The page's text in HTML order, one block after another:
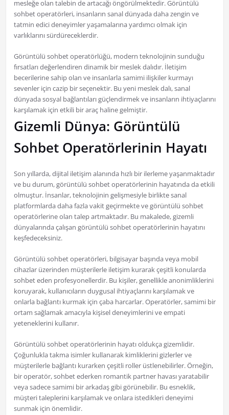
mesleğe olan talebin de artacağı öngörülmektedir. Görüntülü
sohbet operatörleri, insanların sanal dünyada daha zengin ve
tatmin edici deneyimler yaşamalarına yardımcı olmak için
varlıklarını sürdüreceklerdir.
Görüntülü sohbet operatörlüğü, modern teknolojinin sunduğu
fırsatları değerlendiren dinamik bir meslek dalıdır. İletişim
becerilerine sahip olan ve insanlarla samimi ilişkiler kurmayı
sevenler için cazip bir seçenektir. Bu yeni meslek dalı, sanal
dünyada sosyal bağlantıları güçlendirmek ve insanların ihtiyaçlarını
karşılamak için etkili bir araç haline gelmiştir.
Gizemli Dünya: Görüntülü
Sohbet Operatörlerinin Hayatı
Son yıllarda, dijital iletişim alanında hızlı bir ilerleme yaşanmaktadır
ve bu durum, görüntülü sohbet operatörlerinin hayatında da etkili
olmuştur. İnsanlar, teknolojinin gelişmesiyle birlikte sanal
platformlarda daha fazla vakit geçirmekte ve görüntülü sohbet
operatörlerine olan talep artmaktadır. Bu makalede, gizemli
dünyalarında çalışan görüntülü sohbet operatörlerinin hayatını
keşfedeceksiniz.
Görüntülü sohbet operatörleri, bilgisayar başında veya mobil
cihazlar üzerinden müşterilerle iletişim kurarak çeşitli konularda
sohbet eden profesyonellerdir. Bu kişiler, genellikle anonimliklerini
koruyarak, kullanıcıların duygusal ihtiyaçlarını karşılamak ve
onlarla bağlantı kurmak için çaba harcarlar. Operatörler, samimi bir
ortam sağlamak amacıyla kişisel deneyimlerini ve empati
yeteneklerini kullanır.
Görüntülü sohbet operatörlerinin hayatı oldukça gizemlidir.
Çoğunlukla takma isimler kullanarak kimliklerini gizlerler ve
müşterilerle bağlantı kurarken çeşitli roller üstlenebilirler. Örneğin,
bir operatör, sohbet ederken romantik partner havası yaratabilir
veya sadece samimi bir arkadaş gibi görünebilir. Bu esneklik,
müşteri taleplerini karşılamak ve onlara istedikleri deneyimi
sunmak için önemlidir.